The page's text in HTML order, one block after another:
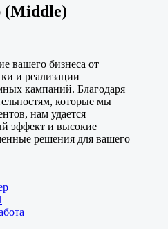
(Middle)
вашего бизнеса от
и реализации
кампаний. Благодаря
которые мы
нам удается
эффект и высокие
решения для вашего